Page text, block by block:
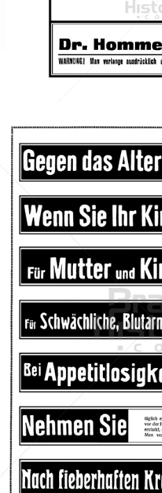
Dr. Hommel's Haematogen
Dr. Hommel's Haematogen